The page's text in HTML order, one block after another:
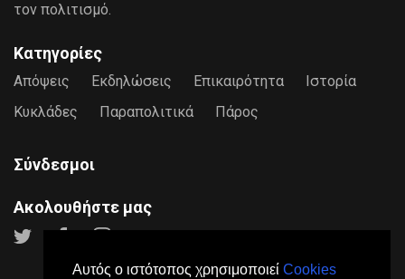
Αυτός ο ιστότοπος χρησιμοποιεί Cookies
τον πολιτισμό.
Κατηγορίες
Απόψεις Εκδηλώσεις Επικαιρότητα
Ιστορία
Κυκλάδες
Παραπολιτικά Πάρος
Σύνδεσμοι
Ακολουθήστε μας